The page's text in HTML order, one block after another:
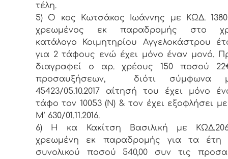
τέλη.
5) Ο κος Κωτσάκος Ιωάννης με ΚΩΔ.
χρεωμένος εκ παραδρομής στο
κατάλογο Κοιμητηρίου Αγγελοκάστρου
για 2 τάφους ενώ έχει μόνο έναν μονό.
διαγραφεί ο αρ. χρέους 150 ποσού
προσαυξήσεων, διότι σύμφωνα
45423/05.10.2017 αίτησή του έχει μόνο
τάφο τον 10053 (Ν) & τον έχει εξοφλήσει
Μ’ 630/01.11.2016.
6) Η κα Κακίτση Βασιλική με
χρεωμένη εκ παραδρομής για τα έτη
συνολικού ποσού 540,00 συν τις